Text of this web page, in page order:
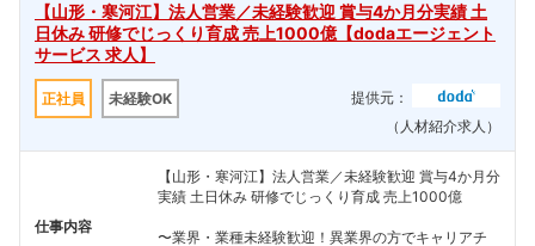
【山形・寒河江】法人営業／未経験歓迎 賞与4か月分実績 土
日休み 研修でじっくり育成 売上1000億【dodaエージェント
サービス 求人】
正社員 未経験OK
提供元：
（人材紹介求人）
仕事内容
【山形・寒河江】法人営業／未経験歓迎 賞与4か月分
実績 土日休み 研修でじっくり育成 売上1000億
〜業界・業種未経験歓迎！異業界の方でキャリアチ